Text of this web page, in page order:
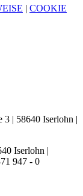
| COOKIE
| 58640 Iserlohn |
Iserlohn |
947 - 0